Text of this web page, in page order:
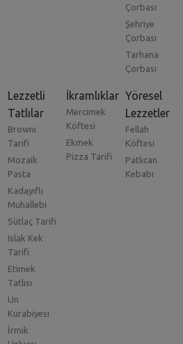
Çorbası
Şehriye
Çorbası
Tarhana
Çorbası
Lezzetli
Tatlılar
Browni
Tarifi
Mozaik
Pasta
Kadayıflı
Muhallebi
Sütlaç Tarifi
Islak Kek
Tarifi
Etimek
Tatlısı
Un
Kurabiyesi
İrmik
İkramlıklar
Mercimek
Köftesi
Ekmek
Pizza Tarifi
Yöresel
Lezzetler
Fellah
Köftesi
Patlıcan
Kebabı